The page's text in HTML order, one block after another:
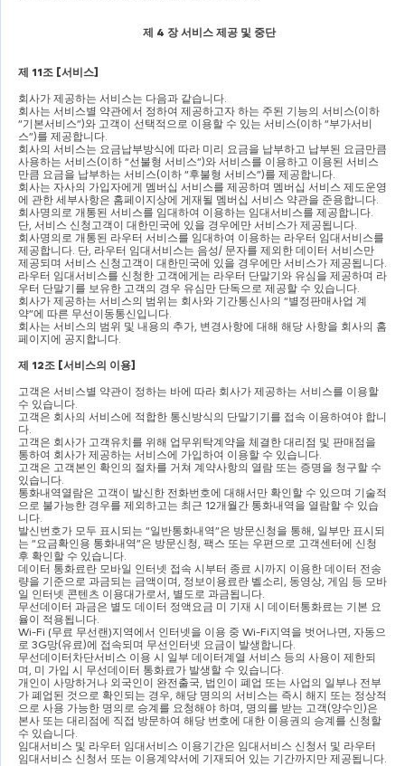
제 4 장 서비스 제공 및 중단
제 11조 [서비스]
회사가 제공하는 서비스는 다음과 같습니다.
회사는 서비스별 약관에서 정하여 제공하고자 하는 주된 기능의 서비스(
“기본서비스”)와 고객이 선택적으로 이용할 수 있는 서비스(이하 “부가서비
스”)를 제공합니다.
회사의 서비스는 요금납부방식에 따라 미리 요금을 납부하고 납부된 요금만큼
사용하는 서비스(이하 “선불형 서비스”)와 서비스를 이용하고 이용된 서비스
만큼 요금을 납부하는 서비스(이하 “후불형 서비스”)를 제공합니다.
회사는 자사의 가입자에게 멤버십 서비스를 제공하며 멤버십 서비스 제도운영
에 관한 세부사항은 홈페이지상에 게재될 멤버십 서비스 약관을 준용합니다.
회사명의로 개통된 서비스를 임대하여 이용하는 임대서비스를 제공합니다
단, 서비스 신청고객이 대한민국에 있을 경우에만 서비스가 제공됩니다.
회사명의로 개통된 라우터 서비스를 임대하여 이용하는 라우터 임대서비스를
제공합니다. 단, 라우터 임대서비스는 음성/ 문자를 제외한 데이터 서비스만
제공되며 서비스 신청고객이 대한민국에 있을 경우에만 서비스가 제공됩니다.
라우터 임대서비스를 신청한 고객에게는 라우터 단말기와 유심을 제공하며 라
우터 단말기를 보유한 고객의 경우 유심만 단독으로 제공할 수 있습니다.
회사가 제공하는 서비스의 범위는 회사와 기간통신사의 “별정판매사업 계
약”에 따른 무선이동통신입니다.
회사는 서비스의 범위 및 내용의 추가, 변경사항에 대해 해당 사항을 회사의 홈
페이지에 공지합니다.
제 12조 [서비스의 이용]
고객은 서비스별 약관이 정하는 바에 따라 회사가 제공하는 서비스를 이용할
수 있습니다.
고객은 회사의 서비스에 적합한 통신방식의 단말기기를 접속 이용하여야 합니
다.
고객은 회사가 고객유치를 위해 업무위탁계약을 체결한 대리점 및 판매점을
통하여 회사가 제공하는 서비스에 가입하여 이용할 수 있습니다.
고객은 고객본인 확인의 절차를 거쳐 계약사항의 열람 또는 증명을 청구할 수
있습니다.
통화내역열람은 고객이 발신한 전화번호에 대해서만 확인할 수 있으며 기술적
으로 불가능한 경우를 제외하고는 최근 12개월간 통화내역을 열람할 수 있습
니다.
발신번호가 모두 표시되는 “일반통화내역”은 방문신청을 통해, 일부만 표시되
는 “요금확인용 통화내역”은 방문신청, 팩스 또는 우편으로 고객센터에 신청
후 확인할 수 있습니다.
데이터 통화료란 모바일 인터넷 접속 시부터 종료 시까지 이용한 데이터 전송
량을 기준으로 과금되는 금액이며, 정보이용료란 벨소리 , 동영상, 게임 등 모바
일 인터넷 콘텐츠 이용대가로서, 별도로 과금됩니다.
무선데이터 과금은 별도 데이터 정액요금 미 기재 시 데이터통화료는 기본 요
율이 적용됩니다.
Wi-Fi (무료 무선랜)지역에서 인터넷을 이용 중 Wi-Fi지역을 벗어나면, 자동으
로 3G망(유료)에 접속되며 무선인터넷 요금이 발생합니다.
무선데이터차단서비스 이용 시 일부 데이터계열 서비스 등의 사용이 제한되
며, 미 가입 시 무선데이터 통화료가 발생할 수 있습니다.
개인이 사망하거나 외국인이 완전출국, 법인이 폐업 또는 사업의 일부나 전부
가 폐업된 것으로 확인되는 경우, 해당 명의의 서비스는 즉시 해지 또는 정상적
으로 사용 가능한 명의로 승계를 요청해야 하며, 명의를 받는 고객(양수인)은
본사 또는 대리점에 직접 방문하여 해당 번호에 대한 이용권의 승계를 신청할
수 있습니다.
임대서비스 및 라우터 임대서비스 이용기간은 임대서비스 신청서 및 라우터
임대서비스 신청서 또는 이용계약서에 기재되어 있는 기간까지만 제공됩니다.